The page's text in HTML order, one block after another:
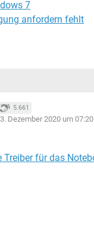
7
anfordern fehlt
5.661
Dezember 2020 um 07:20
Treiber für das